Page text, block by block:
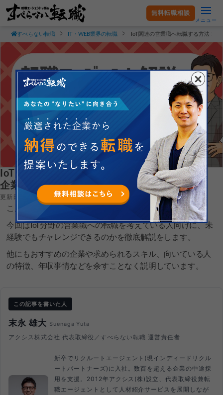
無料転職相談
メニュー
すべらない転職 IT・WEB業界の転職 IoT関連の営業職へ転職する方法！
IoT関連の営業職へ転職する方法！おすすめ
企業や年収事情も解説！
更新日：2025.09.19
こんにちは！すべらない転職の末永です。
今回はIoT分野の営業職への転職を考えている人向けに、未
経験でもチャレンジできるのかを徹底解説をします。
他にもおすすめの企業や求められるスキル、向いている人
の特徴、年収事情などを余すことなく説明しています。
この記事を書いた人
末永 雄大 Suenaga Yuta
アクシス株式会社 代表取締役／すべらない転職 運営責任者
新卒でリクルートエージェント(現インディードリクル
ートパートナーズ)に入社。数百を超える企業の中途採
用を支援。2012年アクシス(株)設立、代表取締役兼転
職エージェントとして人材紹介サービスを展開しなが